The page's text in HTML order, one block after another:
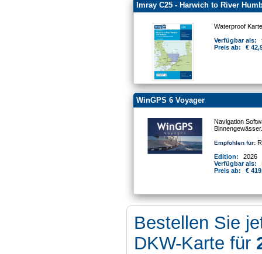
Imray C25 - Harwich to River
Waterproof
Verfügbar als:
Preis ab:
€
WinGPS 6 Voyager
Navigation
Binnengewässer.
Empfohlen für:
Edition:
2026
Verfügbar als:
Preis ab:
€
Bestellen Sie
DKW-Karte für